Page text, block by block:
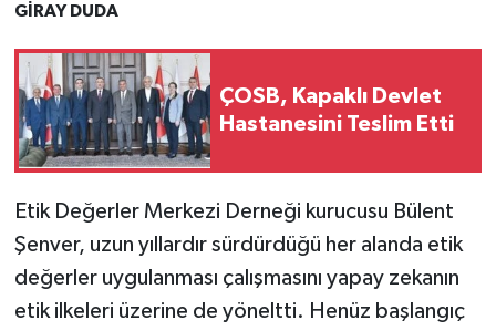
GİRAY DUDA
ÇOSB, Kapaklı Devlet
Hastanesini Teslim Etti
Etik Değerler Merkezi Derneği kurucusu Bülent
Şenver, uzun yıllardır sürdürdüğü her alanda etik
değerler uygulanması çalışmasını yapay zekanın
etik ilkeleri üzerine de yöneltti. Henüz başlangıç